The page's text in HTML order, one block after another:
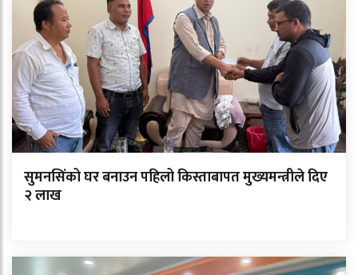
सुमनसिंको घर बनाउन पहिलो किस्ताबापत मुख्यमन्त्रीले दिए
२ लाख